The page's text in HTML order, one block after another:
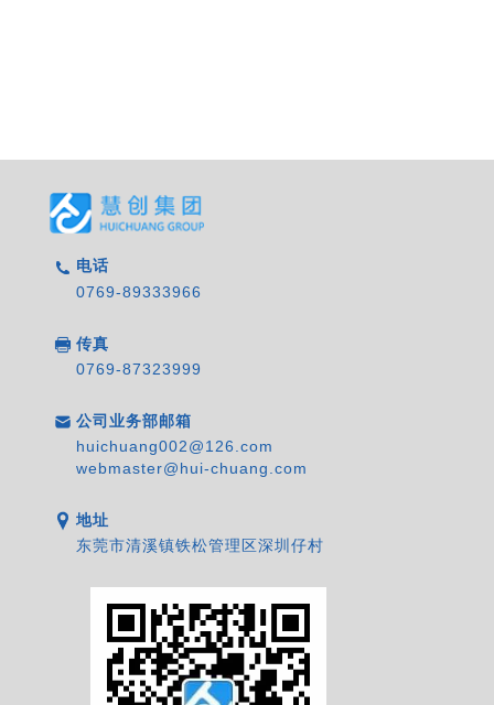
电话
0769-89333966
传真
0769-87323999
公司业务部邮箱
huichuang002@126.com
webmaster@hui-chuang.com
地址
东莞市清溪镇铁松管理区深圳仔村